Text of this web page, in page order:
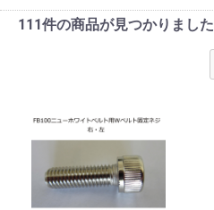
111件の商品が見つかりました